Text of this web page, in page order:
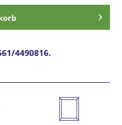
4490816.